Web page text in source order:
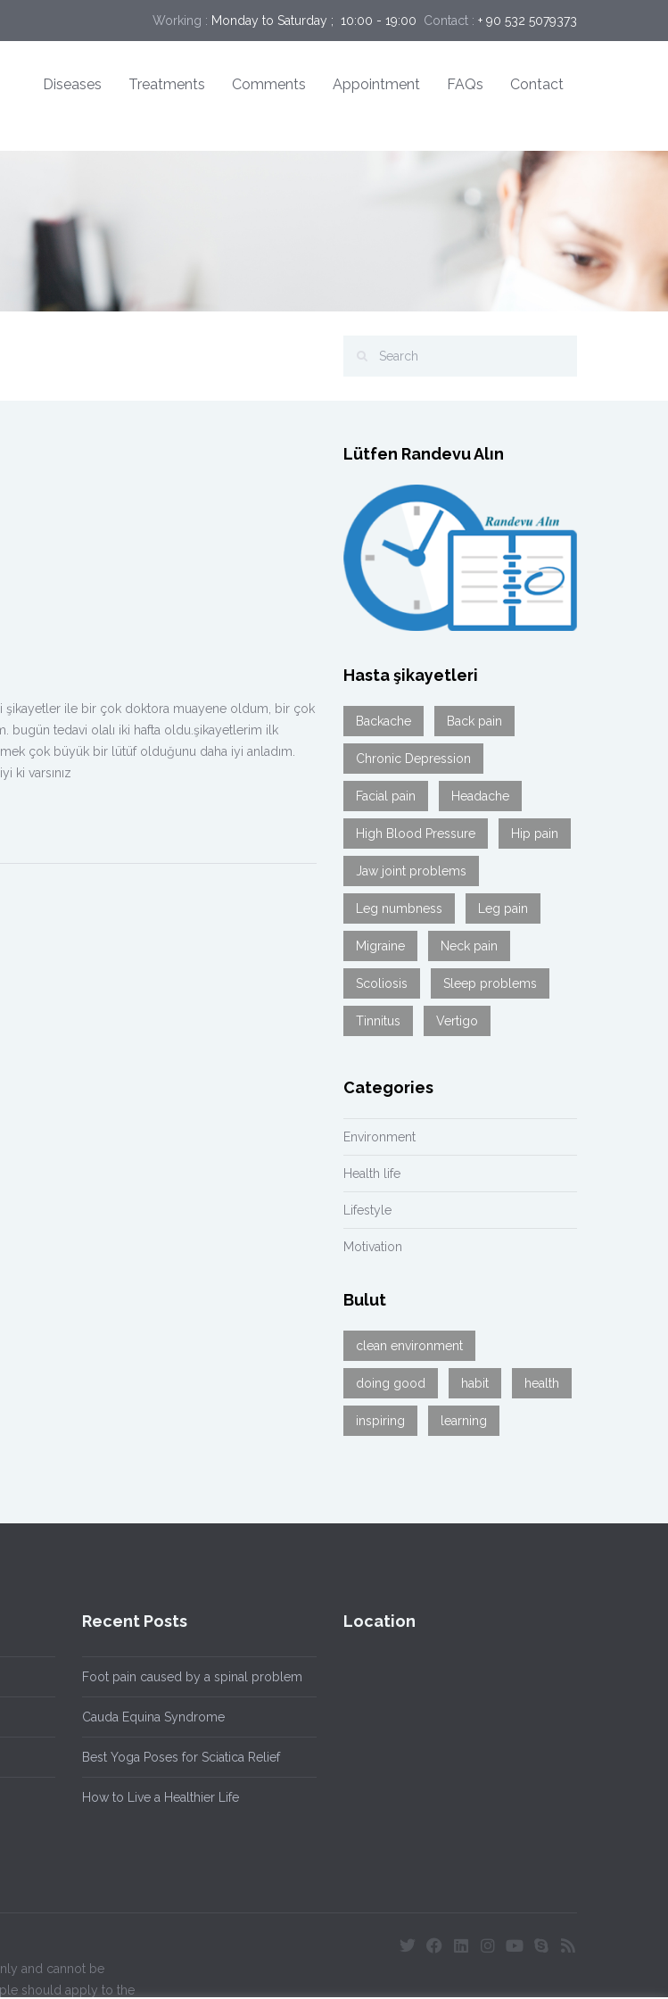
Working : Monday to Saturday ;  10:00 - 19:00 Contact : + 90 532 5079373
Diseases Treatments Comments Appointment FAQs Contact
şikayetler ile bir çok doktora muayene oldum, bir çok
bugün tedavi olalı iki hafta oldu.şikayetlerim ilk
çok büyük bir lütüf olduğunu daha iyi anladım.
ki varsınız
Lütfen Randevu Alın
Hasta şikayetleri
Backache Back pain
Chronic Depression
Facial pain Headache
High Blood Pressure Hip pain
Jaw joint problems
Leg numbness Leg pain
Migraine Neck pain
Scoliosis Sleep problems
Tinnitus Vertigo
Categories
Environment
Health life
Lifestyle
Motivation
Bulut
clean environment
doing good habit health
inspiring learning
Recent Posts
Foot pain caused by a spinal problem
Cauda Equina Syndrome
Best Yoga Poses for Sciatica Relief
How to Live a Healthier Life
Location
and cannot be
should apply to the